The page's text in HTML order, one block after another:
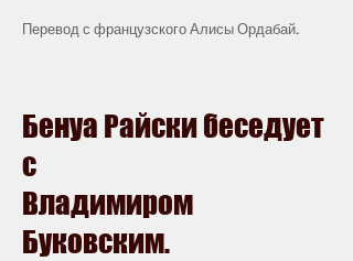
Перевод с французского Алисы Ордабай.
Бенуа Райски беседует
с
Владимиром
Буковским.